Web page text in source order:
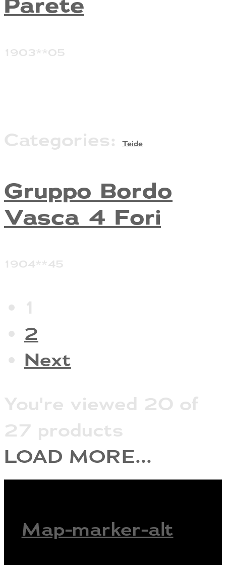
1903**05
Categories: Teide
Gruppo Bordo
Vasca 4 Fori
1904**45
1
2
Next
You're viewed 20 of
27 products
LOAD MORE...
Map-marker-alt